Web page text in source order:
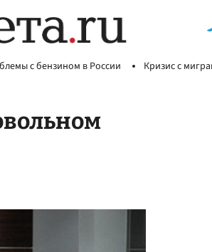
с бензином в России Кризис с